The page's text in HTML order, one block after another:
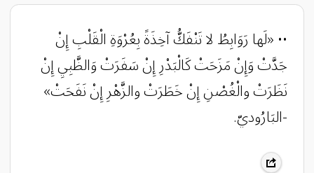
•• «لَها رَوَابِطُ لا تَنْفَكُّ آخِذَةً بِعُرْوَةِ الْقَلْبِ إِنْ
جَدَّتْ وَإِنْ مَزَحَتْ كَالْبَدْرِ إِنْ سَفَرَتْ وَالظَّبِيِ إِنْ
نَظَرَتْ والْغُصْنِ إِنْ خَطَرَتْ والزَّهْرِ إِنْ نَفَحَتْ»
-البَارُوديّ.